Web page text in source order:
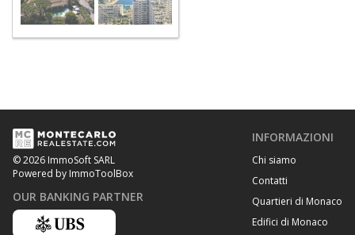
© 2026 ImmoSoft SARL
Powered by ImmoToolBox
OUR BANKING PARTNER
INFORMAZIONI
Chi siamo
Contatti
Quartieri di Monaco
Edifici di Monaco